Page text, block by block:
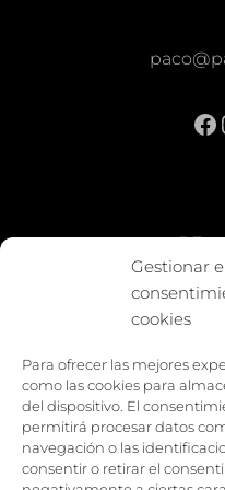
Gestionar
cookies
Para ofrecer las mejores
como las cookies para
del dispositivo. El
permitirá procesar datos
navegación o las
consentir o retirar el
BE